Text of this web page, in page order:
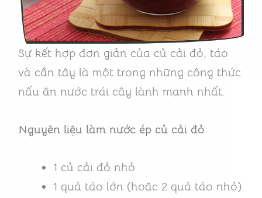
Sự kết hợp đơn giản của củ cải đỏ, táo
và cần tây là một trong những công thức
nấu ăn nước trái cây lành mạnh nhất.
Nguyên liệu làm nước ép củ cải đỏ
1 củ cải đỏ nhỏ
1 quả táo lớn (hoặc 2 quả táo nhỏ)